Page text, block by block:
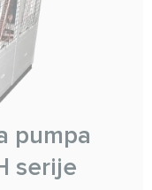
pumpa
serije